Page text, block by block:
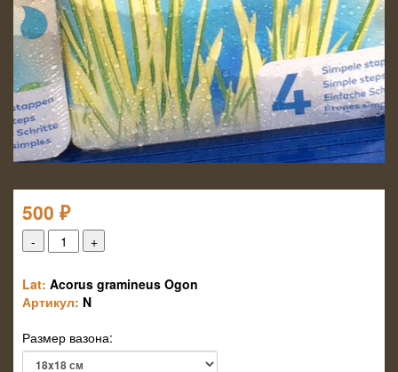
500 ₽
Lat: Acorus gramineus Ogon
Артикул: N
Размер вазона: